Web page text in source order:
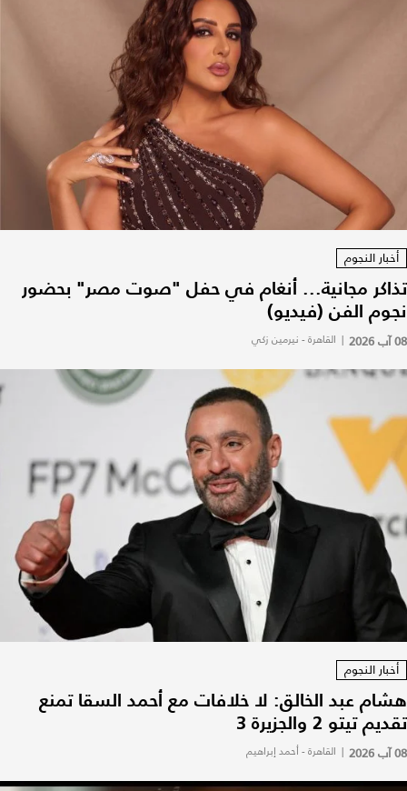
أخبار النجوم
تذاكر مجانية... أنغام في حفل "صوت مصر" بحضور
نجوم الفن (فيديو)
08 آب 2026 | القاهرة - نيرمين زكي
أخبار النجوم
هشام عبد الخالق: لا خلافات مع أحمد السقا تمنع
تقديم تيتو 2 والجزيرة 3
08 آب 2026 | القاهرة - أحمد إبراهيم